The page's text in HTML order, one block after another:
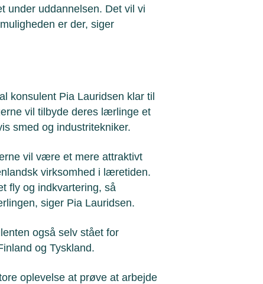
under uddannelsen. Det vil vi
er der, siger
konsulent Pia Lauridsen klar til
vil tilbyde deres lærlinge et
smed og industritekniker.
vil være et mere attraktivt
virksomhed i læretiden.
fly og indkvartering, så
siger Pia Lauridsen.
også selv stået for
og Tyskland.
oplevelse at prøve at arbejde